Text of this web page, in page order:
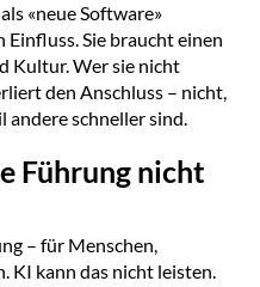
«neue Software»
Sie braucht einen
Kultur. Wer sie nicht
den Anschluss – nicht,
schneller sind.
Führung nicht
– für Menschen,
KI kann das nicht leisten.